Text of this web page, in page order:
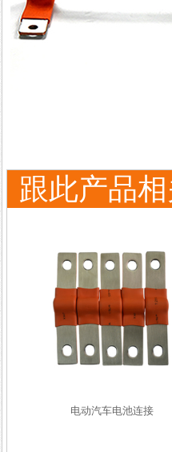
跟此产品
电动汽车电池连接